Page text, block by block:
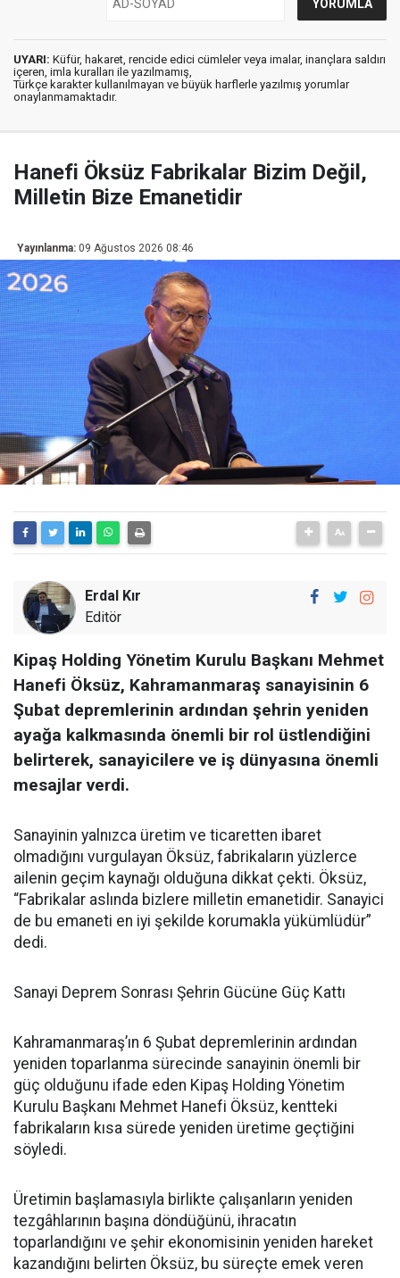
UYARI: Küfür, hakaret, rencide edici cümleler veya imalar, inançlara saldırı
içeren, imla kuralları ile yazılmamış,
Türkçe karakter kullanılmayan ve büyük harflerle yazılmış yorumlar
onaylanmamaktadır.
Hanefi Öksüz Fabrikalar Bizim Değil,
Milletin Bize Emanetidir
Yayınlanma: 09 Ağustos 2026 08:46
Erdal Kır
Editör
Kipaş Holding Yönetim Kurulu Başkanı Mehmet
Hanefi Öksüz, Kahramanmaraş sanayisinin 6
Şubat depremlerinin ardından şehrin yeniden
ayağa kalkmasında önemli bir rol üstlendiğini
belirterek, sanayicilere ve iş dünyasına önemli
mesajlar verdi.
Sanayinin yalnızca üretim ve ticaretten ibaret
olmadığını vurgulayan Öksüz, fabrikaların yüzlerce
ailenin geçim kaynağı olduğuna dikkat çekti. Öksüz,
“Fabrikalar aslında bizlere milletin emanetidir. Sanayici
de bu emaneti en iyi şekilde korumakla yükümlüdür”
dedi.
Sanayi Deprem Sonrası Şehrin Gücüne Güç Kattı
Kahramanmaraş’ın 6 Şubat depremlerinin ardından
yeniden toparlanma sürecinde sanayinin önemli bir
güç olduğunu ifade eden Kipaş Holding Yönetim
Kurulu Başkanı Mehmet Hanefi Öksüz, kentteki
fabrikaların kısa sürede yeniden üretime geçtiğini
söyledi.
Üretimin başlamasıyla birlikte çalışanların yeniden
tezgâhlarının başına döndüğünü, ihracatın
toparlandığını ve şehir ekonomisinin yeniden hareket
kazandığını belirten Öksüz, bu süreçte emek veren